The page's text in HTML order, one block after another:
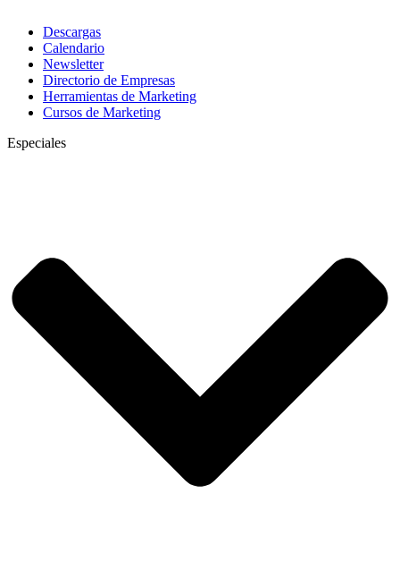
Descargas
Calendario
Newsletter
Directorio de Empresas
Herramientas de Marketing
Cursos de Marketing
Especiales